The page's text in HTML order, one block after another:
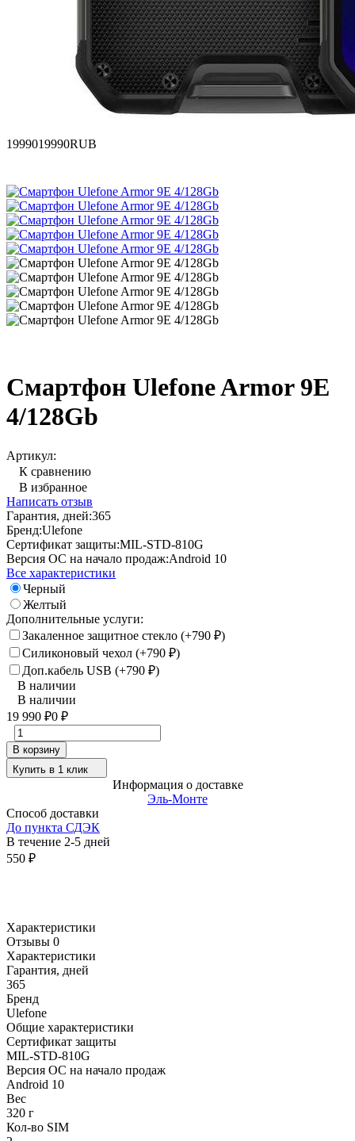
1999019990RUB
Смартфон Ulefone Armor 9Е
4/128Gb
Артикул:
К сравнению
В избранное
Написать отзыв
Гарантия, дней:365
Бренд:Ulefone
Сертификат защиты:MIL-STD-810G
Версия ОС на начало продаж:Android 10
Все характеристики
Черный
Желтый
Дополнительные услуги:
Закаленное защитное стекло (+790 ₽)
Силиконовый чехол (+790 ₽)
Доп.кабель USB (+790 ₽)
В наличии
В наличии
19 990 ₽0 ₽
В корзину
Купить в 1 клик
Информация о доставке
Эль-Монте
Способ доставки
До пункта СДЭК
В течение 2-5 дней
550 ₽
Характеристики
Отзывы 0
Характеристики
Гарантия, дней
365
Бренд
Ulefone
Общие характеристики
Сертификат защиты
MIL-STD-810G
Версия ОС на начало продаж
Android 10
Вес
320 г
Кол-во SIM